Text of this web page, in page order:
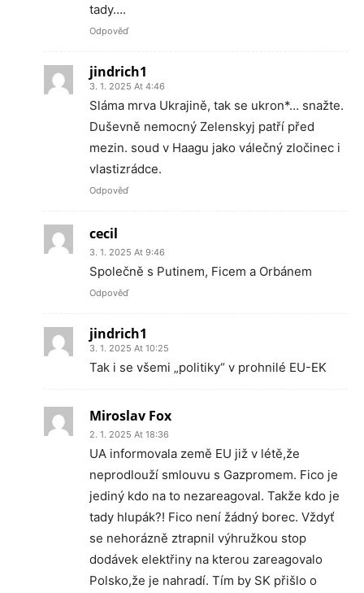
tady….
Odpověď
jindrich1
3. 1. 2025 At 4:46
Sláma mrva Ukrajině, tak se ukron*… snažte.
Duševně nemocný Zelenskyj patří před
mezin. soud v Haagu jako válečný zločinec i
vlastizrádce.
Odpověď
cecil
3. 1. 2025 At 9:46
Společně s Putinem, Ficem a Orbánem
Odpověď
jindrich1
3. 1. 2025 At 10:25
Tak i se všemi „politiky“ v prohnilé EU-EK
Miroslav Fox
2. 1. 2025 At 18:36
UA informovala země EU již v létě,že
neprodlouží smlouvu s Gazpromem. Fico je
jediný kdo na to nezareagoval. Takže kdo je
tady hlupák?! Fico není žádný borec. Vždyť
se nehorázně ztrapnil výhružkou stop
dodávek elektřiny na kterou zareagovalo
Polsko,že je nahradí. Tím by SK přišlo o